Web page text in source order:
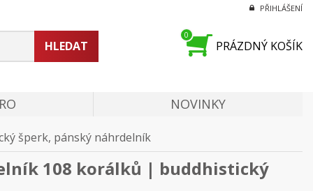
HLEDAT
PŘIHLÁŠENÍ
0
PRÁZDNÝ KOŠÍK
NOVINKY
šperk, pánský náhrdelník
108 korálků | buddhistický